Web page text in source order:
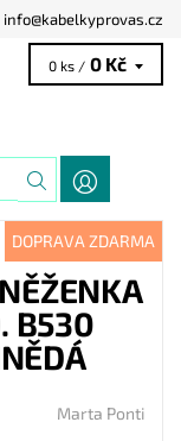
info@kabelkyprovas.cz
0 ks / 0 Kč
DOPRAVA ZDARMA
B530
Marta Ponti